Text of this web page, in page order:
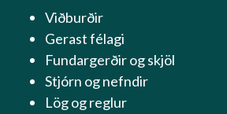
Viðburðir
Gerast félagi
Fundargerðir og skjöl
Stjórn og nefndir
Lög og reglur